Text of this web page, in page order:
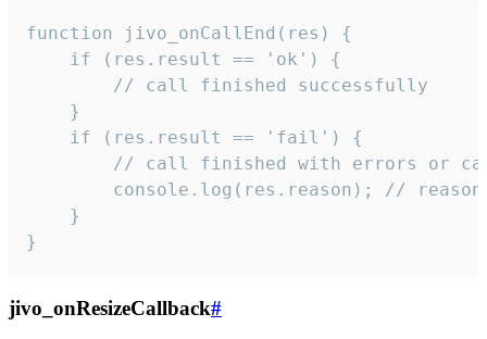
function jivo_onCallEnd(res) {
    if (res.result == 'ok') {
        // call finished successfully
    }
    if (res.result == 'fail') {
// call finished with errors or
console.log(res.reason); //
    }
}
jivo_onResizeCallback#